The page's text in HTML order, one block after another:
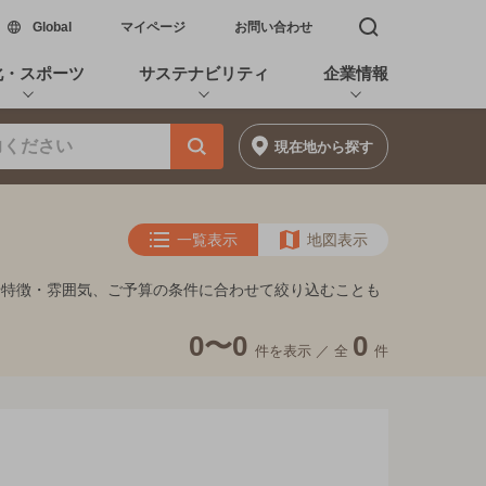
Global新しいウィンドウで開く
マイページ お問い合わせ 検索窓を開く
スポーツ サステナビリティ 企業情報
現在地から探す
一覧表示 地図表示
徴・雰囲気、ご予算の条件に合わせて絞り込むことも
0〜0 件を表示 ／ 全 0 件